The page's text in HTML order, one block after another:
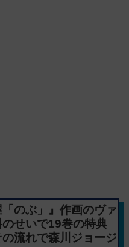
「のぶ」』作画のヴァ
せいで19巻の特典
流れで森川ジョージ